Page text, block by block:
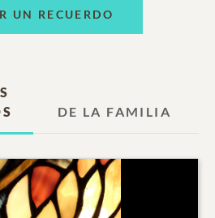
UN RECUERDO
DE LA FAMILIA